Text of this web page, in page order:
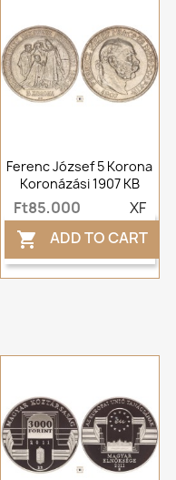
Ferenc József 5 Korona
Koronázási 1907 KB
Ft85,000 XF
 ADD TO CART